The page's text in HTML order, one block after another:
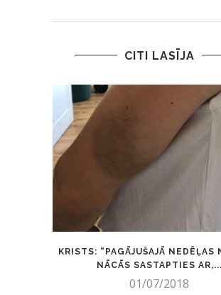
CITI LASĪJA
KRISTS: “PAGĀJUŠAJĀ NEDĒĻAS
NĀCĀS SASTAPTIES AR,...
01/07/2018